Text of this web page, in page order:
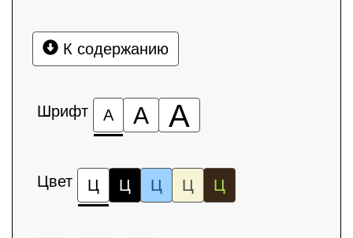
К содержанию
Шрифт А А А
Цвет Ц Ц Ц Ц Ц